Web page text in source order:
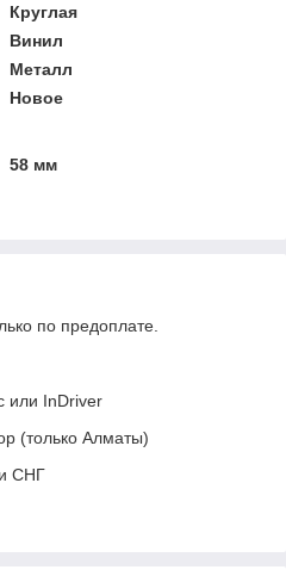
Круглая
Винил
Металл
Новое
58 мм
по предоплате.
или InDriver
(только Алматы)
и СНГ